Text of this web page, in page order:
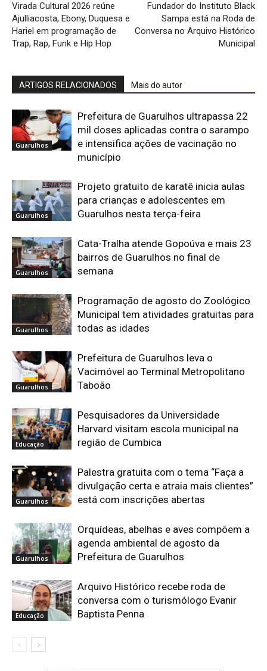
Virada Cultural 2026 reúne
Ajulliacosta, Ebony, Duquesa e
Hariel em programação de
Trap, Rap, Funk e Hip Hop
Fundador do Instituto Black
Sampa está na Roda de
Conversa no Arquivo Histórico
Municipal
ARTIGOS RELACIONADOS Mais do autor
Guarulhos
Prefeitura de Guarulhos ultrapassa 22
mil doses aplicadas contra o sarampo
e intensifica ações de vacinação no
município
Guarulhos
Projeto gratuito de karatê inicia aulas
para crianças e adolescentes em
Guarulhos nesta terça-feira
Guarulhos
Cata-Tralha atende Gopoúva e mais 23
bairros de Guarulhos no final de
semana
Guarulhos
Programação de agosto do Zoológico
Municipal tem atividades gratuitas para
todas as idades
Guarulhos
Prefeitura de Guarulhos leva o
Vacimóvel ao Terminal Metropolitano
Taboão
Educação
Pesquisadores da Universidade
Harvard visitam escola municipal na
região de Cumbica
Guarulhos
Palestra gratuita com o tema “Faça a
divulgação certa e atraia mais clientes”
está com inscrições abertas
Guarulhos
Orquídeas, abelhas e aves compõem a
agenda ambiental de agosto da
Prefeitura de Guarulhos
Educação
Arquivo Histórico recebe roda de
conversa com o turismólogo Evanir
Baptista Penna